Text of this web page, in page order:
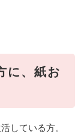
に、紙お
している方。